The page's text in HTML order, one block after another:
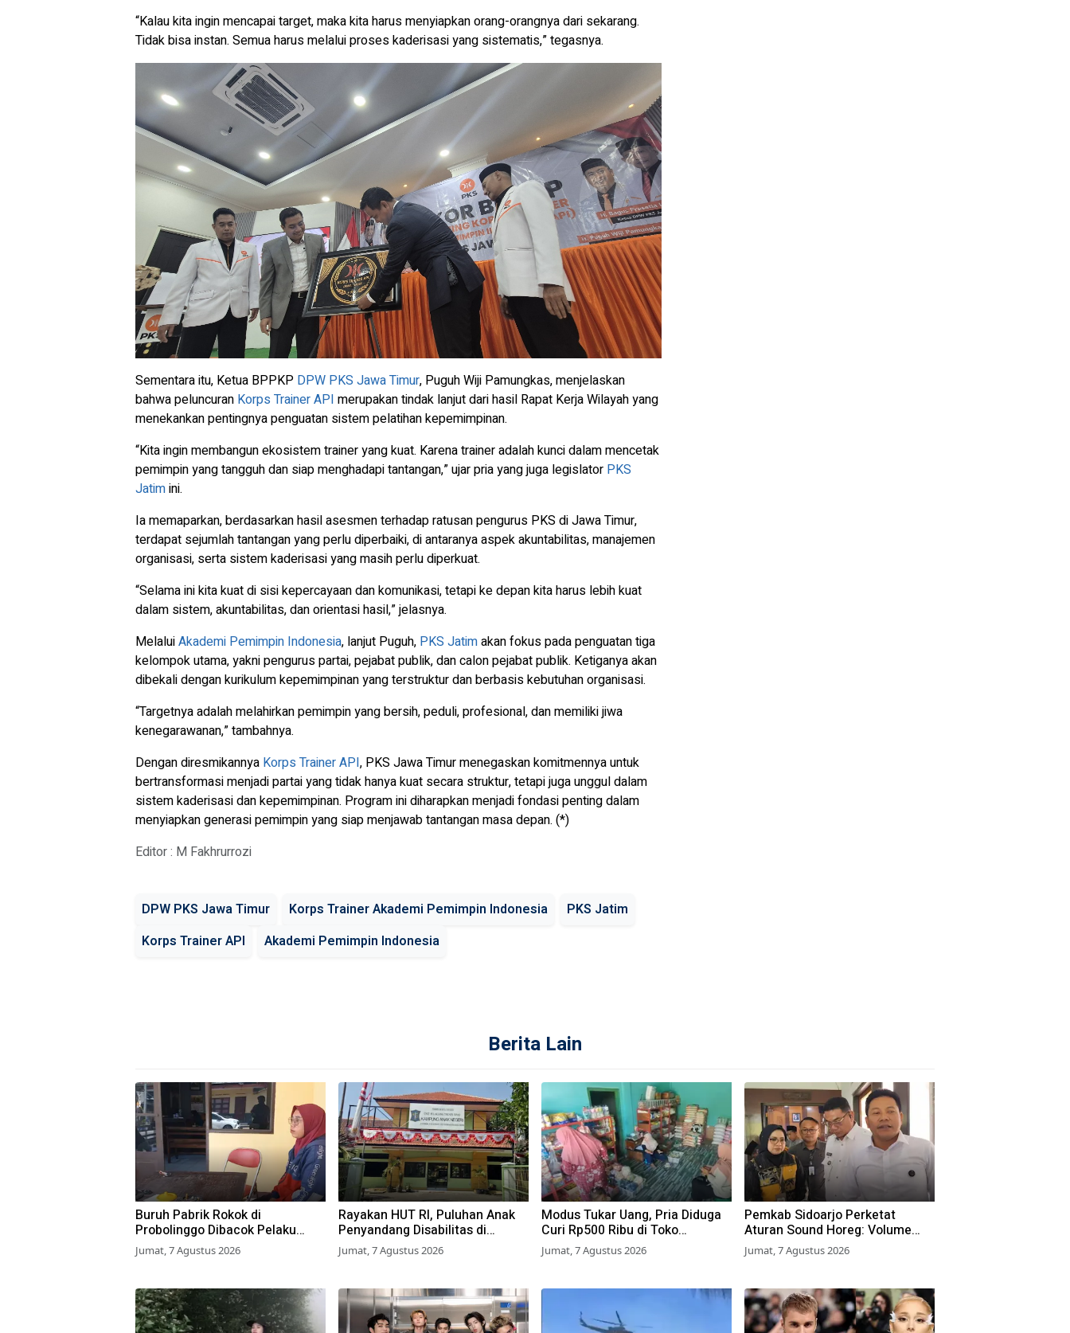
“Kalau kita ingin mencapai target, maka kita harus menyiapkan orang-orangnya dari sekarang.
Tidak bisa instan. Semua harus melalui proses kaderisasi yang sistematis,” tegasnya.
Sementara itu, Ketua BPPKP DPW PKS Jawa Timur, Puguh Wiji Pamungkas, menjelaskan
bahwa peluncuran Korps Trainer API merupakan tindak lanjut dari hasil Rapat Kerja Wilayah yang
menekankan pentingnya penguatan sistem pelatihan kepemimpinan.
“Kita ingin membangun ekosistem trainer yang kuat. Karena trainer adalah kunci dalam mencetak
pemimpin yang tangguh dan siap menghadapi tantangan,” ujar pria yang juga legislator PKS
Jatimini.
Ia memaparkan, berdasarkan hasil asesmen terhadap ratusan pengurus PKS di Jawa Timur,
terdapat sejumlah tantangan yang perlu diperbaiki, di antaranya aspek akuntabilitas, manajemen
organisasi, serta sistem kaderisasi yang masih perlu diperkuat.
“Selama ini kita kuat di sisi kepercayaan dan komunikasi, tetapi ke depan kita harus lebih kuat
dalam sistem, akuntabilitas, dan orientasi hasil,” jelasnya.
MelaluiAkademi Pemimpin Indonesia, lanjut Puguh, PKS Jatimakan fokus pada penguatan tiga
kelompok utama, yakni pengurus partai, pejabat publik, dan calon pejabat publik. Ketiganya akan
dibekali dengan kurikulum kepemimpinan yang terstruktur dan berbasis kebutuhan organisasi.
“Targetnya adalah melahirkan pemimpin yang bersih, peduli, profesional, dan memiliki jiwa
kenegarawanan,” tambahnya.
Dengan diresmikannya Korps Trainer API, PKS Jawa Timur menegaskan komitmennya untuk
bertransformasi menjadi partai yang tidak hanya kuat secara struktur, tetapi juga unggul dalam
sistem kaderisasi dan kepemimpinan. Program ini diharapkan menjadi fondasi penting dalam
menyiapkan generasi pemimpin yang siap menjawab tantangan masa depan. (*)
Editor : M Fakhrurrozi
DPW PKS Jawa Timur Korps Trainer Akademi Pemimpin Indonesia
PKS Jatim
Korps Trainer API
Akademi Pemimpin Indonesia
Berita Lain
Buruh Pabrik Rokok di
Probolinggo Dibacok Pelaku
Begal, Motor dan Tas Amblas
Jumat, 7 Agustus 2026
Rayakan HUT RI, Puluhan Anak
Penyandang Disabilitas di
Surabaya Ikuti Beragam Lomba
Jumat, 7 Agustus 2026
Modus Tukar Uang, Pria Diduga
Curi Rp500 Ribu di Toko
Pasuruan
Jumat, 7 Agustus 2026
Pemkab Sidoarjo Perketat
Aturan Sound Horeg: Volume
Dibatasi 55 dB, Wajib Kantongi
Izin
Jumat, 7 Agustus 2026